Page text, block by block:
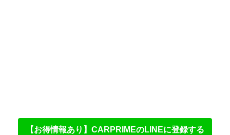
【お得情報あり】CARPRIMEのLINEに登録する